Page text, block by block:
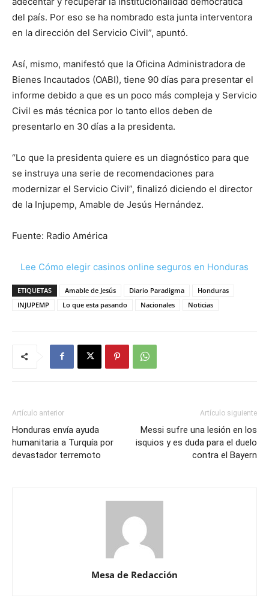
del país. Por eso se ha nombrado esta junta interventora
en la dirección del Servicio Civil”, apuntó.
Así, mismo, manifestó que la Oficina Administradora de
Bienes Incautados (OABI), tiene 90 días para presentar el
informe debido a que es un poco más compleja y Servicio
Civil es más técnica por lo tanto ellos deben de
presentarlo en 30 días a la presidenta.
“Lo que la presidenta quiere es un diagnóstico para que
se instruya una serie de recomendaciones para
modernizar el Servicio Civil”, finalizó diciendo el director
de la Injupemp, Amable de Jesús Hernández.
Fuente: Radio América
Lee Cómo elegir casinos online seguros en Honduras
ETIQUETAS Amable de Jesús Diario Paradigma
Honduras
INJUPEMP
Lo que esta pasando Nacionales Noticias
Artículo anterior
Honduras envía ayuda
humanitaria a Turquía por
devastador terremoto
Artículo siguiente
Messi sufre una lesión en los
isquios y es duda para el duelo
contra el Bayern
Mesa de Redacción